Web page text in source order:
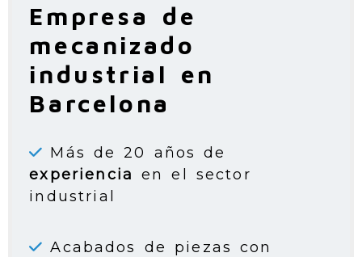
Empresa de
mecanizado
industrial en
Barcelona
Más de 20 años de
experiencia en el sector
industrial
Acabados de piezas con